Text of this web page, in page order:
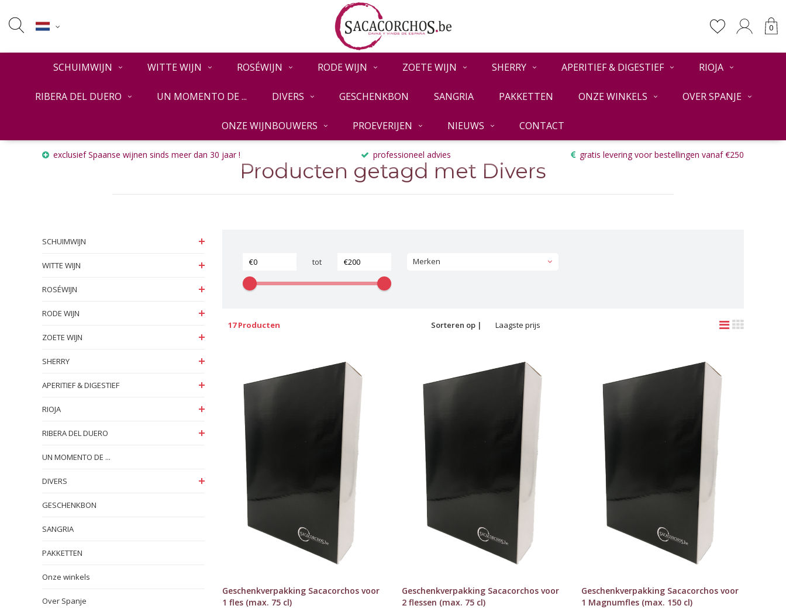
0
SCHUIMWIJN WITTE WIJN ROSÉWIJN RODE WIJN ZOETE WIJN SHERRY APERITIEF & DIGESTIEF RIOJA
RIBERA DEL DUERO UN MOMENTO DE ... DIVERS GESCHENKBON SANGRIA PAKKETTEN ONZE WINKELS OVER SPANJE
ONZE WIJNBOUWERS PROEVERIJEN NIEUWS CONTACT
exclusief Spaanse wijnen sinds meer dan 30 jaar ! professioneel advies gratis levering voor bestellingen vanaf €250
Producten getagd met Divers
SCHUIMWIJN
WITTE WIJN
ROSÉWIJN
RODE WIJN
ZOETE WIJN
SHERRY
APERITIEF & DIGESTIEF
RIOJA
RIBERA DEL DUERO
UN MOMENTO DE ...
DIVERS
GESCHENKBON
SANGRIA
PAKKETTEN
Onze winkels
Over Spanje
tot Merken
17 Producten Sorteren op | Laagste prijs
Geschenkverpakking Sacacorchos voor
1 fles (max. 75 cl)
Geschenkverpakking Sacacorchos voor
2 flessen (max. 75 cl)
Geschenkverpakking Sacacorchos voor
1 Magnumfles (max. 150 cl)